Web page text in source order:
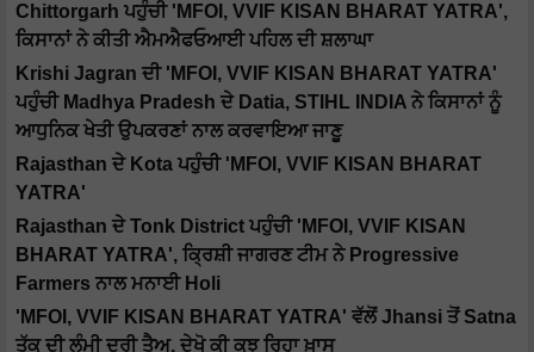
Chittorgarh ਪਹੁੰਚੀ 'MFOI, VVIF KISAN BHARAT YATRA',
ਕਿਸਾਨਾਂ ਨੇ ਕੀਤੀ ਐਮਐਫਓਆਈ ਪਹਿਲ ਦੀ ਸ਼ਲਾਘਾ
Krishi Jagran ਦੀ 'MFOI, VVIF KISAN BHARAT YATRA'
ਪਹੁੰਚੀ Madhya Pradesh ਦੇ Datia, STIHL INDIA ਨੇ ਕਿਸਾਨਾਂ ਨੂੰ
ਆਧੁਨਿਕ ਖੇਤੀ ਉਪਕਰਣਾਂ ਨਾਲ ਕਰਵਾਇਆ ਜਾਣੂ
Rajasthan ਦੇ Kota ਪਹੁੰਚੀ 'MFOI, VVIF KISAN BHARAT
YATRA'
Rajasthan ਦੇ Tonk District ਪਹੁੰਚੀ 'MFOI, VVIF KISAN
BHARAT YATRA', ਕ੍ਰਿਸ਼ੀ ਜਾਗਰਣ ਟੀਮ ਨੇ Progressive
Farmers ਨਾਲ ਮਨਾਈ Holi
'MFOI, VVIF KISAN BHARAT YATRA' ਵੱਲੋਂ Jhansi ਤੋਂ Satna
ਤੱਕ ਦੀ ਲੰਮੀ ਦੂਰੀ ਤੈਅ, ਦੇਖੋ ਕੀ ਕੁਝ ਰਿਹਾ ਖ਼ਾਸ